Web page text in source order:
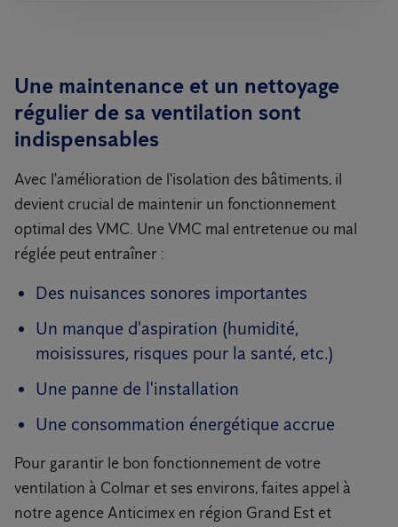
Une maintenance et un nettoyage
régulier de sa ventilation sont
indispensables
Avec l'amélioration de l'isolation des bâtiments, il
devient crucial de maintenir un fonctionnement
optimal des VMC. Une VMC mal entretenue ou mal
réglée peut entraîner :
Des nuisances sonores importantes
Un manque d'aspiration (humidité,
moisissures, risques pour la santé, etc.)
Une panne de l'installation
Une consommation énergétique accrue
Pour garantir le bon fonctionnement de votre
ventilation à Colmar et ses environs, faites appel à
notre agence Anticimex en région Grand Est et